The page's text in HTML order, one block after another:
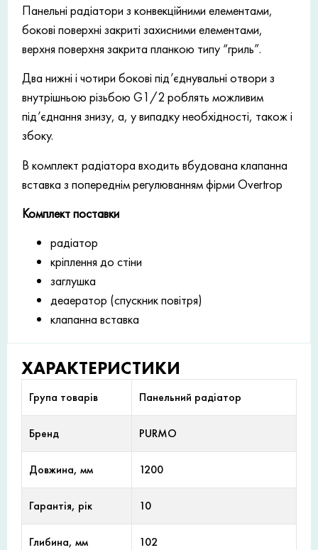
Панельні радіатори з конвекційними елементами,
бокові поверхні закриті захисними елементами,
верхня поверхня закрита планкою типу “гриль”.
Два нижні і чотири бокові під’єднувальні отвори з
внутрішньою різьбою G1/2 роблять можливим
під’єднання знизу, а, у випадку необхідності, також і
збоку.
В комплект радіатора входить вбудована клапанна
вставка з попереднім регулюванням фірми Overtrop
Комплект поставки
радіатор
кріплення до стіни
заглушка
деаератор (спускник повітря)
клапанна вставка
ХАРАКТЕРИСТИКИ
Група товарів Панельний радіатор
Бренд PURMO
Довжина, мм 1200
Гарантія, рік 10
Глибина, мм 102